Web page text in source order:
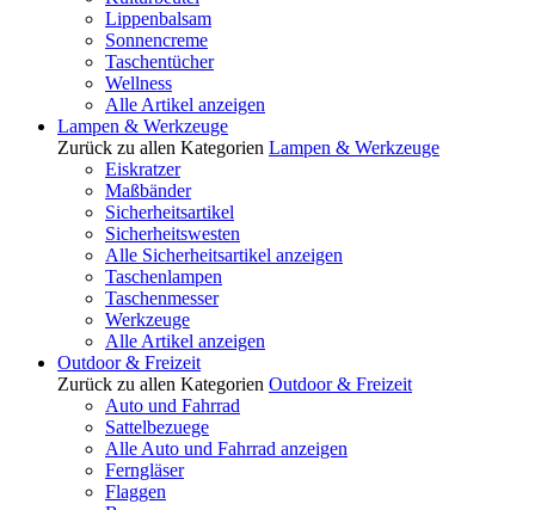
Lippenbalsam
Sonnencreme
Taschentücher
Wellness
Alle Artikel anzeigen
Lampen & Werkzeuge
Zurück zu allen Kategorien Lampen & Werkzeuge
Eiskratzer
Maßbänder
Sicherheitsartikel
Sicherheitswesten
Alle Sicherheitsartikel anzeigen
Taschenlampen
Taschenmesser
Werkzeuge
Alle Artikel anzeigen
Outdoor & Freizeit
Zurück zu allen Kategorien Outdoor & Freizeit
Auto und Fahrrad
Sattelbezuege
Alle Auto und Fahrrad anzeigen
Ferngläser
Flaggen